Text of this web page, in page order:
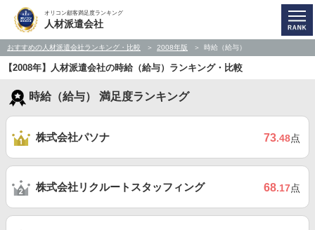
オリコン顧客満足度ランキング
人材派遣会社
おすすめの人材派遣会社ランキング・比較 2008年版 時給（給与）
【2008年】人材派遣会社の時給（給与）ランキング・比較
時給（給与） 満足度ランキング
株式会社パソナ 73.48点
株式会社リクルートスタッフィング 68.17点